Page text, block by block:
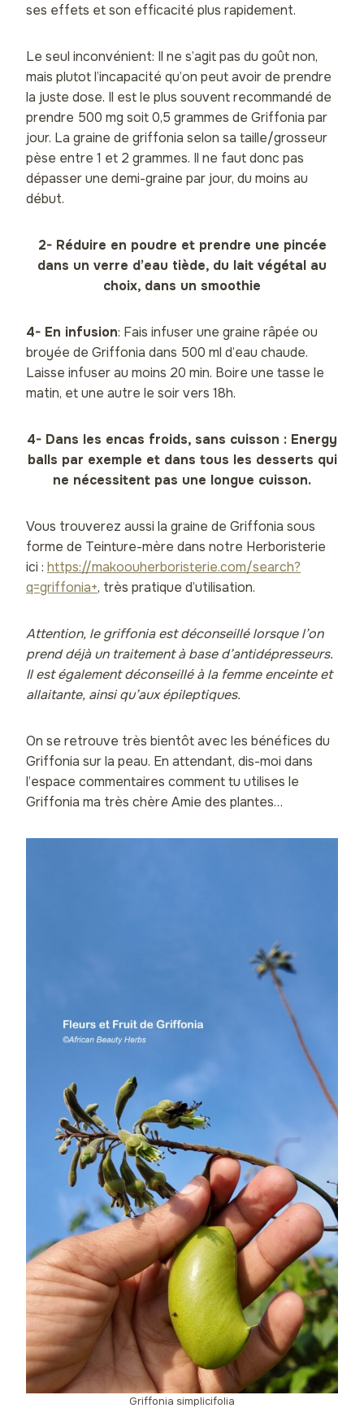
ses effets et son efficacité plus rapidement.
Le seul inconvénient: Il ne s’agit pas du goût non,
mais plutot l’incapacité qu’on peut avoir de prendre
la juste dose. Il est le plus souvent recommandé de
prendre 500 mg soit 0,5 grammes de Griffonia par
jour. La graine de griffonia selon sa taille/grosseur
pèse entre 1 et 2 grammes. Il ne faut donc pas
dépasser une demi-graine par jour, du moins au
début.
2- Réduire en poudre et prendre une pincée
dans un verre d’eau tiède, du lait végétal au
choix, dans un smoothie
4- En infusion: Fais infuser une graine râpée ou
broyée de Griffonia dans 500 ml d’eau chaude.
Laisse infuser au moins 20 min. Boire une tasse le
matin, et une autre le soir vers 18h.
4- Dans les encas froids, sans cuisson : Energy
balls par exemple et dans tous les desserts qui
ne nécessitent pas une longue cuisson.
Vous trouverez aussi la graine de Griffonia sous
forme de Teinture-mère dans notre Herboristerie
ici : https://makoouherboristerie.com/search?
q=griffonia+, très pratique d’utilisation.
Attention, le griffonia est déconseillé lorsque l’on
prend déjà un traitement à base d’antidépresseurs.
Il est également déconseillé à la femme enceinte et
allaitante, ainsi qu’aux épileptiques.
On se retrouve très bientôt avec les bénéfices du
Griffonia sur la peau. En attendant, dis-moi dans
l’espace commentaires comment tu utilises le
Griffonia ma très chère Amie des plantes…
Griffonia simplicifolia